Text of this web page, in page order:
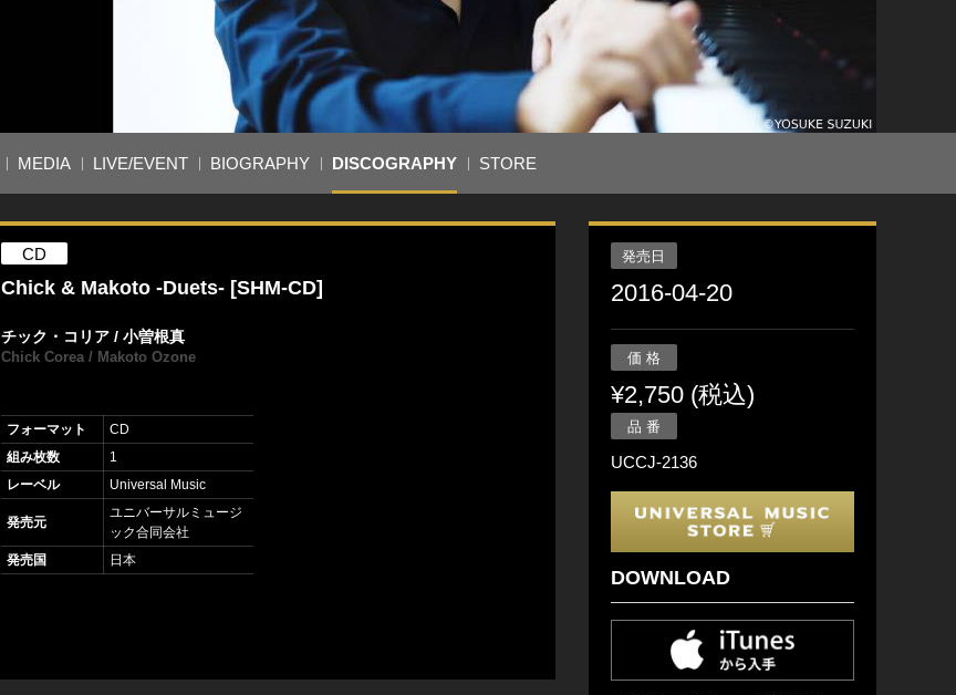
MEDIA LIVE/EVENT BIOGRAPHY DISCOGRAPHY STORE
CD
Chick & Makoto -Duets- [SHM-CD]
チック・コリア / 小曽根真
Chick Corea / Makoto Ozone
フォーマット
CD
組み枚数
1
レーベル
Universal Music
発売元
ユニバーサルミュージ
ック合同会社
発売国
日本
発売日
2016-04-20
価 格
¥2,750 (税込)
品 番
UCCJ-2136
DOWNLOAD